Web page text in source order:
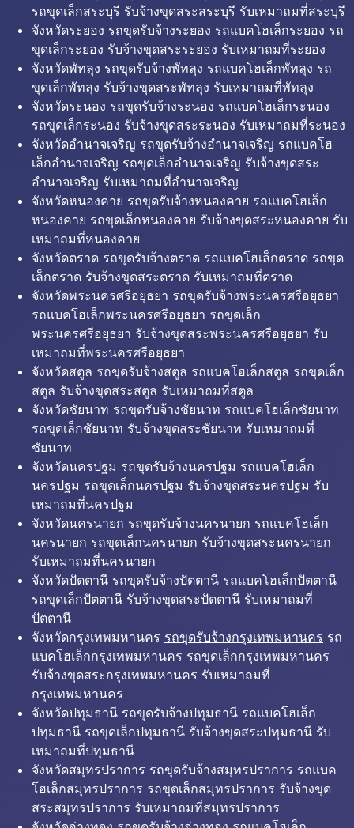
รถขุดเล็กสระบุรี รับจ้างขุดสระสระบุรี รับเหมาถมที่สระบุรี
จังหวัดระยอง รถขุดรับจ้างระยอง รถแบคโฮเล็กระยอง รถ
ขุดเล็กระยอง รับจ้างขุดสระระยอง รับเหมาถมที่ระยอง
จังหวัดพัทลุง รถขุดรับจ้างพัทลุง รถแบคโฮเล็กพัทลุง รถ
ขุดเล็กพัทลุง รับจ้างขุดสระพัทลุง รับเหมาถมที่พัทลุง
จังหวัดระนอง รถขุดรับจ้างระนอง รถแบคโฮเล็กระนอง
รถขุดเล็กระนอง รับจ้างขุดสระระนอง รับเหมาถมที่ระนอง
จังหวัดอำนาจเจริญ รถขุดรับจ้างอำนาจเจริญ รถแบคโฮ
เล็กอำนาจเจริญ รถขุดเล็กอำนาจเจริญ รับจ้างขุดสระ
อำนาจเจริญ รับเหมาถมที่อำนาจเจริญ
จังหวัดหนองคาย รถขุดรับจ้างหนองคาย รถแบคโฮเล็ก
หนองคาย รถขุดเล็กหนองคาย รับจ้างขุดสระหนองคาย รับ
เหมาถมที่หนองคาย
จังหวัดตราด รถขุดรับจ้างตราด รถแบคโฮเล็กตราด รถขุด
เล็กตราด รับจ้างขุดสระตราด รับเหมาถมที่ตราด
จังหวัดพระนครศรีอยุธยา รถขุดรับจ้างพระนครศรีอยุธยา
รถแบคโฮเล็กพระนครศรีอยุธยา รถขุดเล็ก
พระนครศรีอยุธยา รับจ้างขุดสระพระนครศรีอยุธยา รับ
เหมาถมที่พระนครศรีอยุธยา
จังหวัดสตูล รถขุดรับจ้างสตูล รถแบคโฮเล็กสตูล รถขุดเล็ก
สตูล รับจ้างขุดสระสตูล รับเหมาถมที่สตูล
จังหวัดชัยนาท รถขุดรับจ้างชัยนาท รถแบคโฮเล็กชัยนาท
รถขุดเล็กชัยนาท รับจ้างขุดสระชัยนาท รับเหมาถมที่
ชัยนาท
จังหวัดนครปฐม รถขุดรับจ้างนครปฐม รถแบคโฮเล็ก
นครปฐม รถขุดเล็กนครปฐม รับจ้างขุดสระนครปฐม รับ
เหมาถมที่นครปฐม
จังหวัดนครนายก รถขุดรับจ้างนครนายก รถแบคโฮเล็ก
นครนายก รถขุดเล็กนครนายก รับจ้างขุดสระนครนายก
รับเหมาถมที่นครนายก
จังหวัดปัตตานี รถขุดรับจ้างปัตตานี รถแบคโฮเล็กปัตตานี
รถขุดเล็กปัตตานี รับจ้างขุดสระปัตตานี รับเหมาถมที่
ปัตตานี
จังหวัดกรุงเทพมหานคร รถขุดรับจ้างกรุงเทพมหานคร รถ
แบคโฮเล็กกรุงเทพมหานคร รถขุดเล็กกรุงเทพมหานคร
รับจ้างขุดสระกรุงเทพมหานคร รับเหมาถมที่
กรุงเทพมหานคร
จังหวัดปทุมธานี รถขุดรับจ้างปทุมธานี รถแบคโฮเล็ก
ปทุมธานี รถขุดเล็กปทุมธานี รับจ้างขุดสระปทุมธานี รับ
เหมาถมที่ปทุมธานี
จังหวัดสมุทรปราการ รถขุดรับจ้างสมุทรปราการ รถแบค
โฮเล็กสมุทรปราการ รถขุดเล็กสมุทรปราการ รับจ้างขุด
สระสมุทรปราการ รับเหมาถมที่สมุทรปราการ